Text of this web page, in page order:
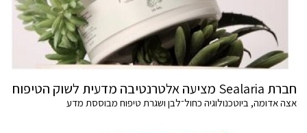
חברת Sealaria מציעה אלטרנטיבה מדעית לשוק הטיפוח
אצה אדומה, ביוטכנולוגיה כחול־לבן ושגרת טיפוח מבוססת מדע